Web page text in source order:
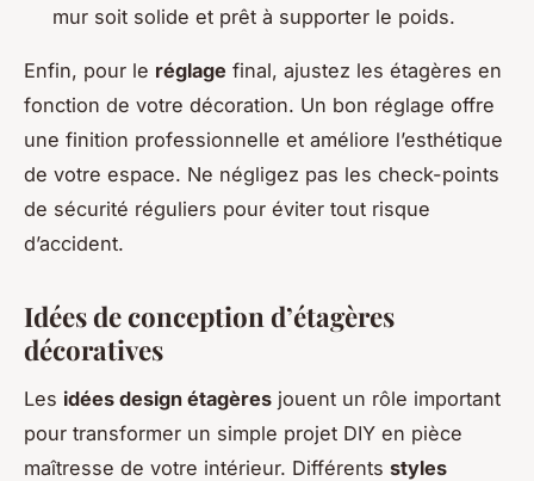
mur soit solide et prêt à supporter le poids.
Enfin, pour le réglage final, ajustez les étagères en
fonction de votre décoration. Un bon réglage offre
une finition professionnelle et améliore l’esthétique
de votre espace. Ne négligez pas les check-points
de sécurité réguliers pour éviter tout risque
d’accident.
Idées de conception d’étagères
décoratives
Les idées design étagères jouent un rôle important
pour transformer un simple projet DIY en pièce
maîtresse de votre intérieur. Différents styles